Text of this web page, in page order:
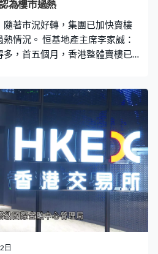
為樓市過熱
隨著市況好轉，集團已加快賣樓
情況。 恒基地產主席李家誠：
多，首五個月，香港整體賣樓已
李家誠指出，中環The
中環海濱項目Central Yards出
方面，整體出租率超過九成，
商場消費升逾一成，對前景有信
日